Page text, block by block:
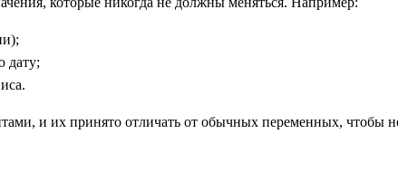
дату;
и их принято отличать от обычных переменных, чтобы